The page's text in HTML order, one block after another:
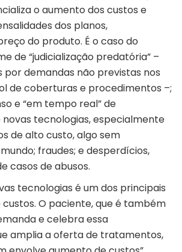
o aumento dos custos e
dos planos,
do produto. É o caso do
de “judicialização predatória” –
por demandas não previstas nos
de coberturas e procedimentos –;
e “em tempo real” de
tecnologias, especialmente
de alto custo, algo sem
fraudes; e desperdícios,
casos de abusos.
tecnologias é um dos principais
O paciente, que é também
e celebra essa
amplia a oferta de tratamentos,